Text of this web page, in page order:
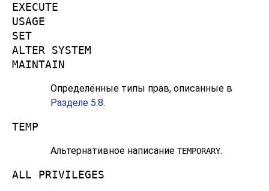
EXECUTE
USAGE
SET
ALTER SYSTEM
MAINTAIN
Определённые типы прав, описанные в
Разделе 5.8.
TEMP
Альтернативное написание TEMPORARY.
ALL PRIVILEGES